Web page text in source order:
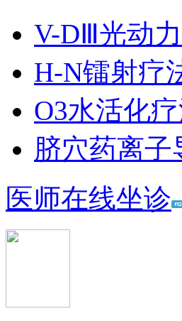
V-DⅢ光动
H-N镭射疗
O3水活化
脐穴药离子
医师在线坐诊